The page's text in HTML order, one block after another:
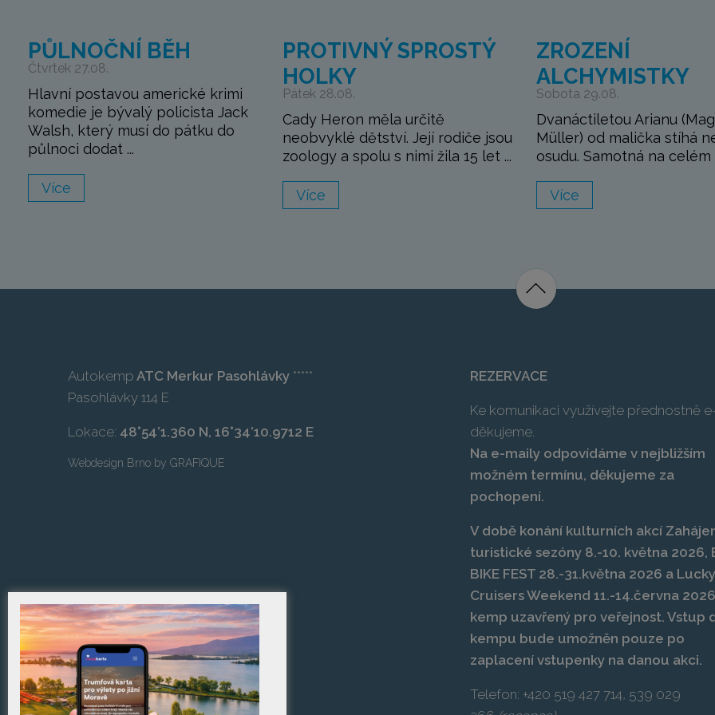
PŮLNOČNÍ BĚH
Čtvrtek 27.08.
Hlavní postavou americké krimi
komedie je bývalý policista Jack
Walsh, který musí do pátku do
půlnoci dodat ...
Více
PROTIVNÝ SPROSTÝ
HOLKY
Pátek 28.08.
Cady Heron měla určitě
neobvyklé dětství. Její rodiče jsou
zoology a spolu s nimi žila 15 let ...
Více
ZROZENÍ
ALCHYMISTKY
Sobota 29.08.
Dvanáctiletou Arianu
Müller) od malička stíhá
osudu. Samotná na celém
Více
Autokemp ATC Merkur Pasohlávky *****
Pasohlávky 114 E
Lokace: 48°54’1.360 N, 16°34’10.9712 E
Webdesign Brno by GRAFIQUE
REZERVACE
Ke komunikaci využívejte přednostně e-
děkujeme.
Na e-maily odpovídáme v nejbližším
možném termínu, děkujeme za
pochopení.
V době konání kulturních akcí
turistické sezóny 8.-10. května 2026,
BIKE FEST 28.-31.května 2026 a Lucky
Cruisers Weekend 11.-14.června
kemp uzavřený pro veřejnost. Vstup
kempu bude umožněn pouze po
zaplacení vstupenky na danou akci.
Telefon: +420 519 427 714, 539 029